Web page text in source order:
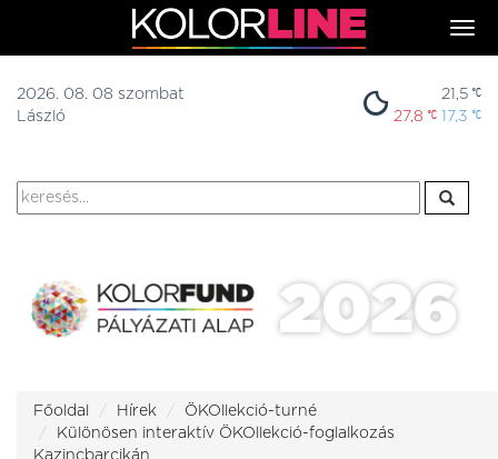
2026. 08. 08 szombat
László
21,5
27,8
17,3
Főoldal Hírek
ÖKOllekció-turné
Különösen interaktív ÖKOllekció-foglalkozás
Kazincbarcikán